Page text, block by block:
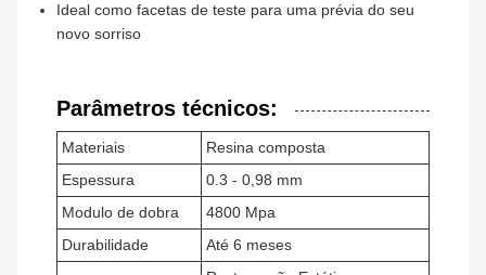
Ideal como facetas de teste para uma prévia do seu
novo sorriso
Parâmetros técnicos:
Materiais
Resina composta
Espessura
0.3 - 0,98 mm
Modulo de dobra
4800 Mpa
Durabilidade
Até 6 meses